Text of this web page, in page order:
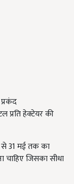
प्रति हेक्टेयर की
31 मई तक का
चाहिए जिसका सीधा